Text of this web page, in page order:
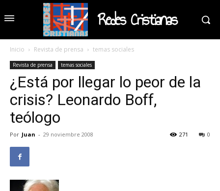
Redes Cristianas
Inicio Revista de prensa temas sociales
Revista de prensa temas sociales
¿Está por llegar lo peor de la
crisis? Leonardo Boff,
teólogo
Por Juan - 29 noviembre 2008 0
271